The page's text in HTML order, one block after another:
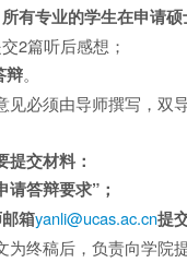
所有专业的学生在申请
2篇听后感想；
辩。
见必须由导师撰写，双
提交材料：
请答辩要求” ；
箱yanli@ucas.ac.cn提
为终稿后，负责向学院